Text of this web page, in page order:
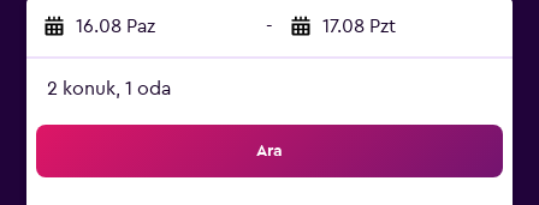
16.08 Paz - 17.08 Pzt
2 konuk, 1 oda
Ara